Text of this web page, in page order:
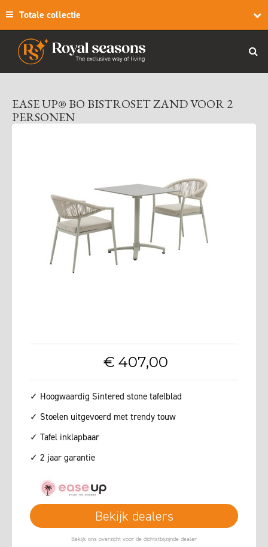
Totale collectie
EASE UP® BO BISTROSET ZAND VOOR 2
PERSONEN
€ 407,00
✓ Hoogwaardig Sintered stone tafelblad
✓ Stoelen uitgevoerd met trendy touw
✓ Tafel inklapbaar
✓ 2 jaar garantie
Bekijk dealers